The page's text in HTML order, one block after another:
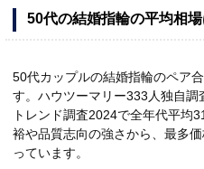
50代の結婚指輪の平均相
50代カップルの結婚指輪のペア
す。ハウツーマリー333人独自調
トレンド調査2024で全年代平均
裕や品質志向の強さから、最多
っています。